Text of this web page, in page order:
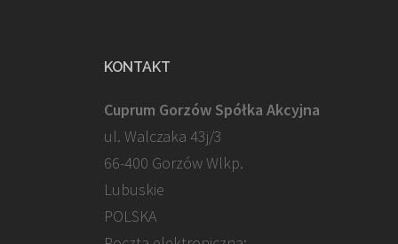
KONTAKT
Cuprum Gorzów Spółka Akcyjna
ul. Walczaka 43j/3
66-400 Gorzów Wlkp.
Lubuskie
POLSKA